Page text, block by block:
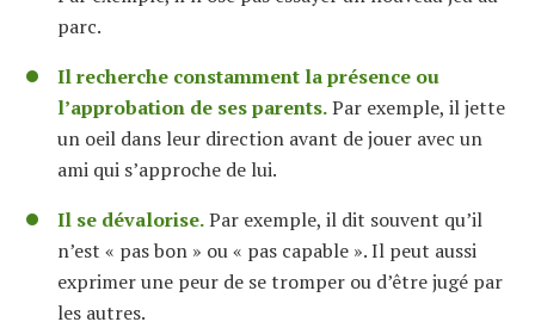
parc.
Il recherche constamment la présence ou
l’approbation de ses parents.Par exemple, il jette
un oeil dans leur direction avant de jouer avec un
ami qui s’approche de lui.
Il se dévalorise.Par exemple, il dit souvent qu’il
n’est « pas bon » ou « pas capable ».Il peut aussi
exprimer une peur de se tromper ou d’être jugé par
les autres.